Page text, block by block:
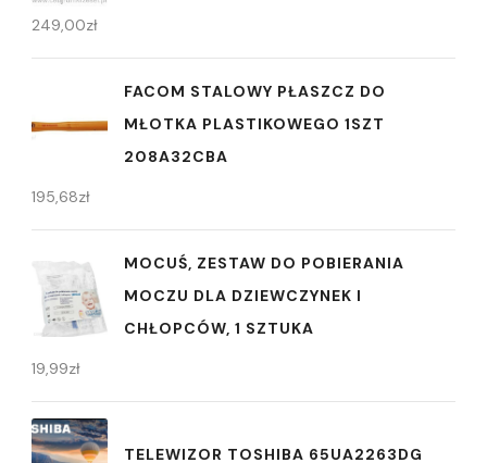
249,00zł
FACOM STALOWY PŁASZCZ DO
MŁOTKA PLASTIKOWEGO 1SZT
208A32CBA
195,68zł
MOCUŚ, ZESTAW DO POBIERANIA
MOCZU DLA DZIEWCZYNEK I
CHŁOPCÓW, 1 SZTUKA
19,99zł
TELEWIZOR TOSHIBA 65UA2263DG